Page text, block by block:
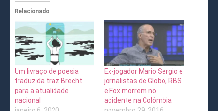
Relacionado
Um livraço de poesia
traduzida traz Brecht
para a atualidade
nacional
Ex-jogador Mario Sergio e
jornalistas de Globo, RBS
e Fox morrem no
acidente na Colômbia